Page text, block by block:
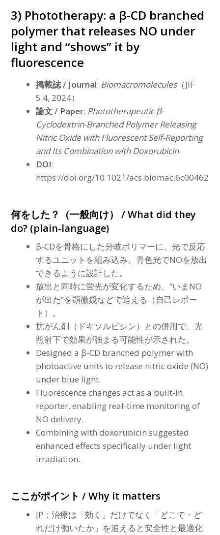
3) Phototherapy: a β-CD branched
polymer that releases NO under
light and “shows” it by
fluorescence
掲載誌 / Journal: Biomacromolecules（JIF
5.4, 2024）
論文 / Paper: Phototherapeutic β-
Cyclodextrin-Branched Polymer Releasing
Nitric Oxide with Fluorescent Self-Reporting
and Its Combination with Doxorubicin
DOI:
https://doi.org/10.1021/acs.biomac.6c00462
何をした？（一般向け） / What did they
do? (plain-language)
β-CDを骨格にした分岐ポリマーに、光で反応
するユニットを組み込み、青色光でNOを放出
できるように設計した。
放出と同時に蛍光が変化するため、“いまNO
が出た”を顕微鏡などで追える（自己レポー
ト）。
抗がん剤（ドキソルビシン）との併用で、光
照射下で効果が強まる可能性が示された。
Designed a β-CD branched polymer with
photoactive units to release nitric oxide (NO)
under blue light.
Fluorescence changes act as a built-in
reporter, enabling real-time monitoring of
NO delivery.
Combining with doxorubicin suggested
enhanced effects specifically under light
irradiation.
ここがポイント / Why it matters
JP：治療は「効く」だけでなく「どこで・ど
れだけ働いたか」を追えると安全性と最適化